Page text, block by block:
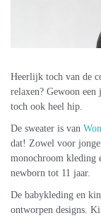
Heerlijk toch van de
relaxen? Gewoon
toch ook heel hip.
De sweater is van
dat! Zowel voor
monochroom kleding
newborn tot 11 jaar.
De babykleding en
ontworpen designs.